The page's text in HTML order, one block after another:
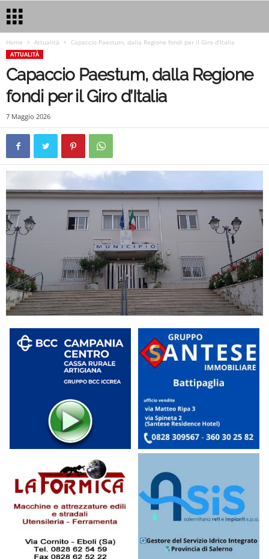
Home Attualità Capaccio Paestum, dalla Regione fondi per il Giro d’Italia
ATTUALITÀ
Capaccio Paestum, dalla Regione
fondi per il Giro d’Italia
7 Maggio 2026